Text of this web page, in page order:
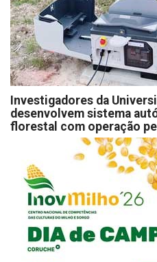
Investigadores da
desenvolvem sistema
florestal com operação